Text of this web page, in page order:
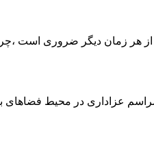
هر زمان دیگر ضروری است
عزاداری در محیط فضاهای